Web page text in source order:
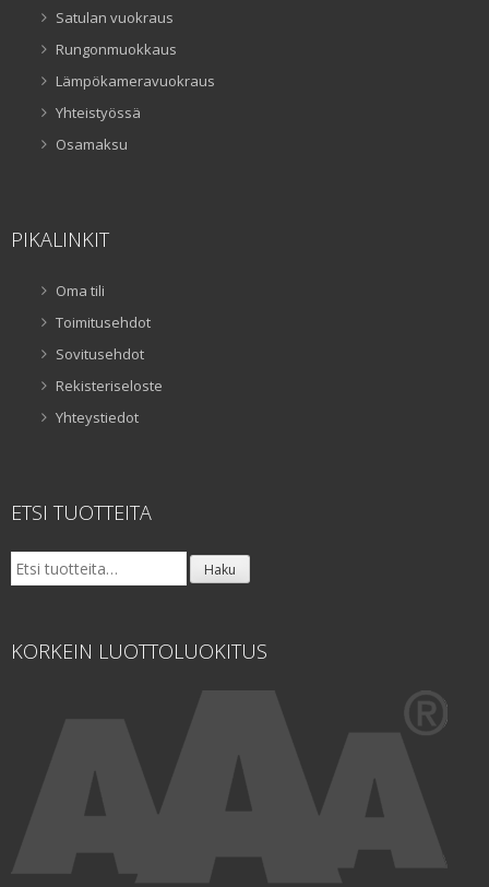
Satulan vuokraus
Rungonmuokkaus
Lämpökameravuokraus
Yhteistyössä
Osamaksu
PIKALINKIT
Oma tili
Toimitusehdot
Sovitusehdot
Rekisteriseloste
Yhteystiedot
ETSI TUOTTEITA
Etsi: Haku
KORKEIN LUOTTOLUOKITUS